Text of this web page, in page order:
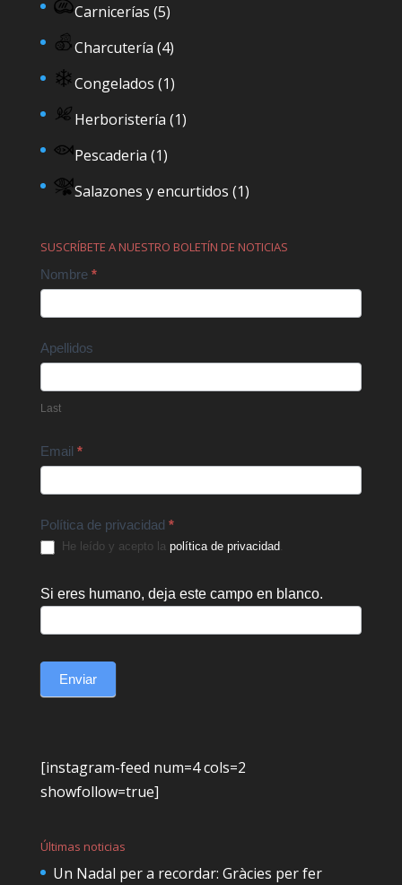
Carnicerías (5)
Charcutería (4)
Congelados (1)
Herboristería (1)
Pescaderia (1)
Salazones y encurtidos (1)
SUSCRÍBETE A NUESTRO BOLETÍN DE NOTICIAS
Contact
Nombre *
Apellidos
Last
Email *
Política de privacidad *
He leído y acepto la política de privacidad.
Si eres humano, deja este campo en blanco.
Enviar
[instagram-feed num=4 cols=2
showfollow=true]
Últimas noticias
Un Nadal per a recordar: Gràcies per fer